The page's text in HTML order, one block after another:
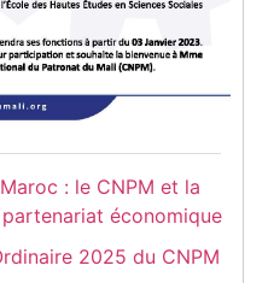
: le CNPM et la
économique
2025 du CNPM